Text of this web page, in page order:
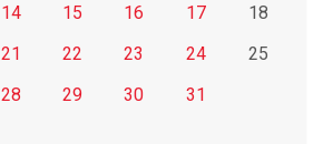
14 15 16 17
18
21 22 23 24
25
28 29 30
31